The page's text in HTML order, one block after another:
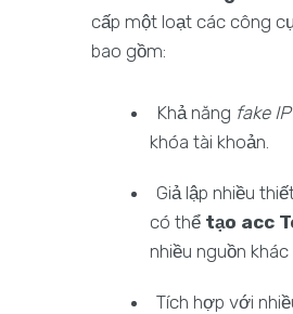
cấp một loạt các công
bao gồm:
Khả năng fake IP
khóa tài khoản.
Giả lập nhiều
có thể tạo acc
nhiều nguồn khác
Tích hợp với